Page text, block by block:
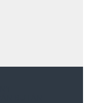
BUTÁN